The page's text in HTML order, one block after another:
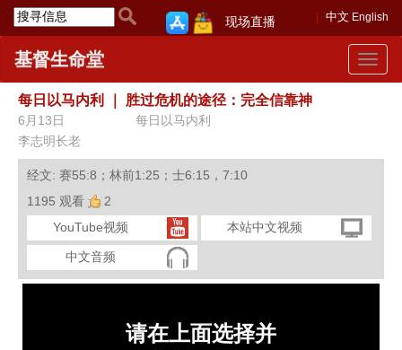
中文 English
现场直播
Toggle
基督生命堂
每日以马内利 胜过危机的途径：完全信靠神
6月13日
每日以马内利
李志明长老
经文: 赛55:8；林前1:25；士6:15，7:10
1195 观看
2
YouTube视频
本站中文视频
中文音频